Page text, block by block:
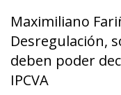
Maximiliano
Desregulación,
deben poder
IPCVA